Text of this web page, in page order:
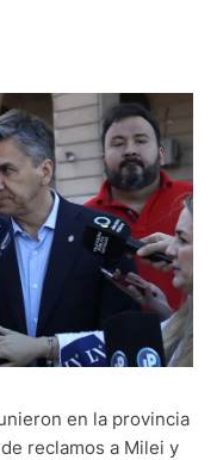
en la provincia
reclamos a Milei y